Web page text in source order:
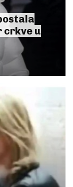
crkve u